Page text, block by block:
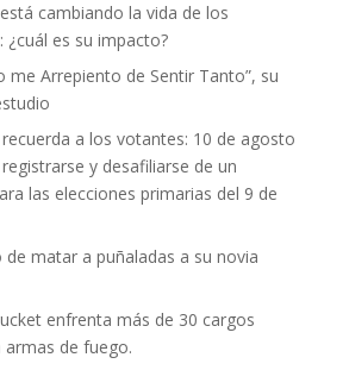
cambiando la vida de los
¿cuál es su impacto?
me Arrepiento de Sentir Tanto”, su
a los votantes: 10 de agosto
y desafiliarse de un
las elecciones primarias del 9 de
matar a puñaladas a su novia
enfrenta más de 30 cargos
de fuego.